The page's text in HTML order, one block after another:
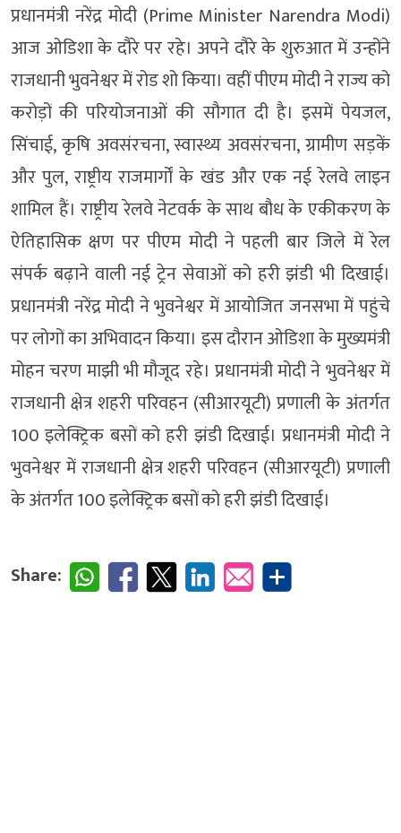
प्रधानमंत्री नरेंद्र मोदी (Prime Minister Narendra Modi)
आज ओडिशा के दौरे पर रहे। अपने दौरे के शुरुआत में उन्होंने
राजधानी भुवनेश्वर में रोड शो किया। वहीं पीएम मोदी ने राज्य को
करोड़ों की परियोजनाओं की सौगात दी है। इसमें पेयजल,
सिंचाई, कृषि अवसंरचना, स्वास्थ्य अवसंरचना, ग्रामीण सड़कें
और पुल, राष्ट्रीय राजमार्गों के खंड और एक नई रेलवे लाइन
शामिल हैं। राष्ट्रीय रेलवे नेटवर्क के साथ बौध के एकीकरण के
ऐतिहासिक क्षण पर पीएम मोदी ने पहली बार जिले में रेल
संपर्क बढ़ाने वाली नई ट्रेन सेवाओं को हरी झंडी भी दिखाई।
प्रधानमंत्री नरेंद्र मोदी ने भुवनेश्वर में आयोजित जनसभा में पहुंचे
पर लोगों का अभिवादन किया। इस दौरान ओडिशा के मुख्यमंत्री
मोहन चरण माझी भी मौजूद रहे। प्रधानमंत्री मोदी ने भुवनेश्वर में
राजधानी क्षेत्र शहरी परिवहन (सीआरयूटी) प्रणाली के अंतर्गत
100 इलेक्ट्रिक बसों को हरी झंडी दिखाई। प्रधानमंत्री मोदी ने
भुवनेश्वर में राजधानी क्षेत्र शहरी परिवहन (सीआरयूटी) प्रणाली
के अंतर्गत 100 इलेक्ट्रिक बसों को हरी झंडी दिखाई।
Share: